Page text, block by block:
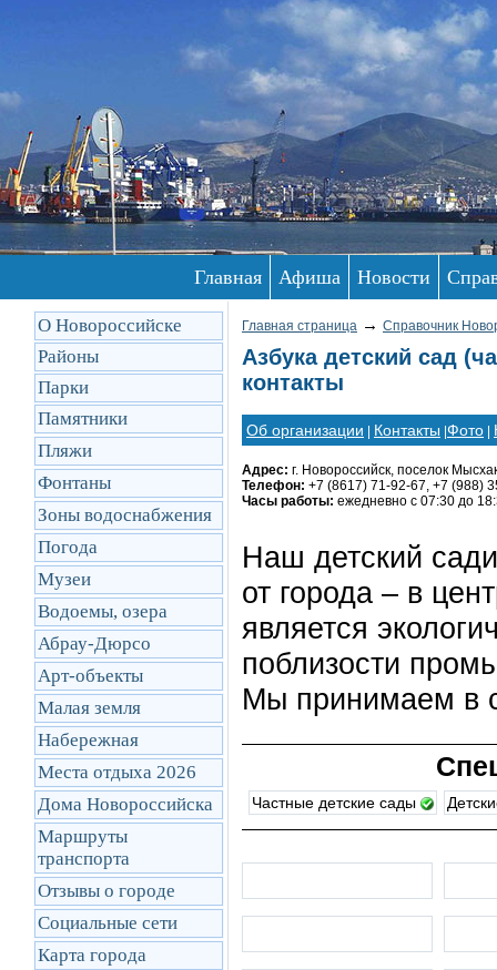
Главная Афиша Новости
О Новороссийске
Районы
Парки
Памятники
Пляжи
Фонтаны
Зоны водоснабжения
Погода
Музеи
Водоемы, озера
Абрау-Дюрсо
Арт-объекты
Малая земля
Набережная
Места отдыха 2026
Дома Новороссийска
Маршруты
транcпорта
Отзывы о городе
Социальные сети
Карта города
Главная страница → Справочник
Азбука детский сад
контакты
Об организации Контакты Фото
Адрес: г. Новороссийск, поселок
Телефон: +7 (8617) 71-92-67, +7 (988)
Часы работы: ежедневно с 07:30 до
Наш детский
от города – в
является
поблизости
Мы принимаем в
Частные детские сады